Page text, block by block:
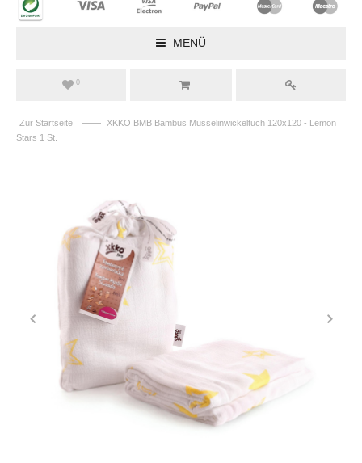
MENÜ
0
Zur Startseite ——
XKKO BMB Bambus Musselinwickeltuch 120x120 - Lemon
Stars 1 St.